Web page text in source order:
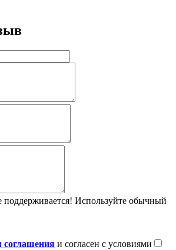
Используйте обычный
соглашения и согласен с условиями